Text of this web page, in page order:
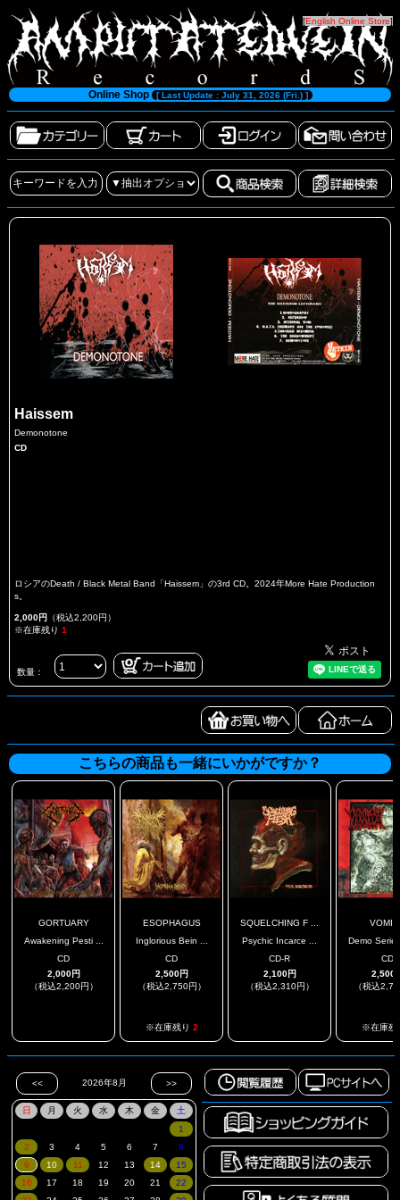
[English Online Store]
Online Shop [ Last Update : July 31, 2026 (Fri.) ]
Haissem
Demonotone
CD
ロシアのDeath / Black Metal Band「Haissem」の3rd CD。2024年More Hate Production
s。
2,000円 （税込2,200円）
※在庫残り 1
数量：
こちらの商品も一緒にいかがですか？
GORTUARY
Awakening Pesti ...
CD
2,000円
（税込2,200円）
ESOPHAGUS
Inglorious Bein ...
CD
2,500円
（税込2,750円）
※在庫残り 2
SQUELCHING F ...
Psychic Incarce ...
CD-R
2,100円
（税込2,310円）
Demo
CD
2,500
（税込
※在庫残